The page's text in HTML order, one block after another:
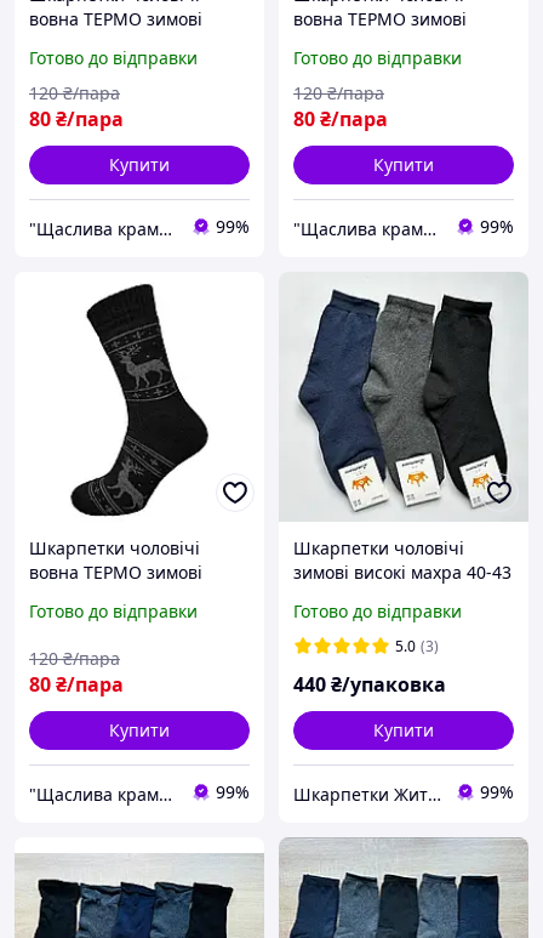
вовна ТЕРМО зимові
45 сірий
Готово до відправки
80₴/пара
120 ₴/пара
Купити
"Щаслива крамничка" 99%
вовна ТЕРМО зимові
св.сірий
Готово до відправки
80₴/пара
120 ₴/пара
Купити
"Щаслива крамничка" 99%
Шкарпетки чоловічі
вовна ТЕРМО зимові
45 чорн.
Готово до відправки
80₴/пара
120 ₴/пара
Купити
"Щаслива крамничка" 99%
Шкарпетки чоловічі
зимові високі махра 40-43
кольорів Житомир 12 пар
440 грн
Готово до відправки
5.0 (3)
440₴/упаковка
Купити
Шкарпетки Житомир Україна 99%